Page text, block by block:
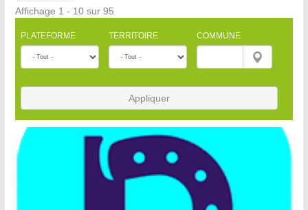
Affichage 1 - 10 sur 95
PLATEFORME TERRITOIRE COMMUNE
Appliquer